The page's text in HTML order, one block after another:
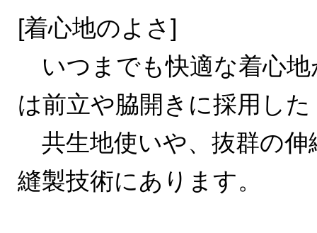
[着心地のよさ]
いつまでも快適な着心地
は前立や脇開きに採用した
共生地使いや、抜群の伸
縫製技術にあります。